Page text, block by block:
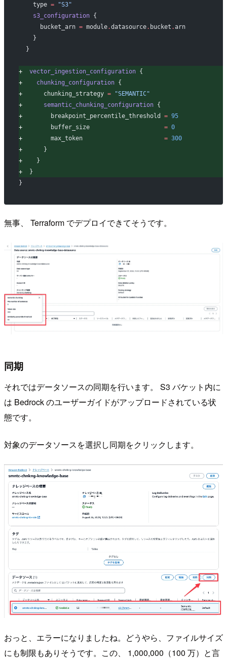
   type
= "S3"
   s3_configuration
{
     bucket_arn
= module.datasource. bucket .arn
   }
}
+
  vector_ingestion_configuration
{
+
    chunking_configuration
{
+
      chunking_strategy
= "SEMANTIC"
+
      semantic_chunking_configuration
{
+
        breakpoint_percentile_threshold
= 95
+
        buffer_size
                     =
0
+
        max_token
                       =
300
+
      }
+
    }
+
  }
}
無事、 Terraform でデプロイできてそうです。
同期
それではデータソースの同期を行います。 S3 バケット内に
は Bedrock のユーザーガイドがアップロードされている状
態です。
対象のデータソースを選択し同期をクリックします。
おっと、エラーになりましたね。どうやら、ファイルサイズ
にも制限もありそうです。この、 1,000,000（100 万）と言